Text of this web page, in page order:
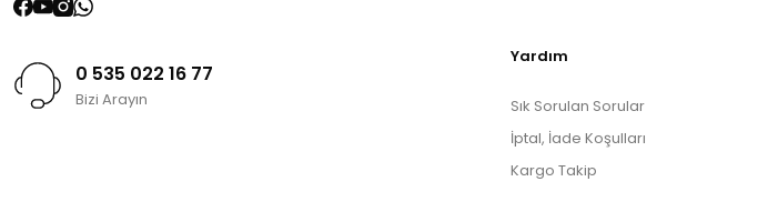
0 535 022 16 77
Bizi Arayın
Yardım
Sık Sorulan Sorular
İptal, İade Koşulları
Kargo Takip